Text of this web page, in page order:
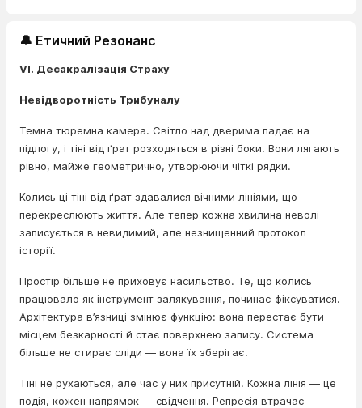
🔔 Етичний Резонанс
VI. Десакралізація Страху
Невідворотність Трибуналу
Темна тюремна камера. Світло над дверима падає на
підлогу, і тіні від ґрат розходяться в різні боки. Вони лягають
рівно, майже геометрично, утворюючи чіткі рядки.
Колись ці тіні від ґрат здавалися вічними лініями, що
перекреслюють життя. Але тепер кожна хвилина неволі
записується в невидимий, але незнищенний протокол
історії.
Простір більше не приховує насильство. Те, що колись
працювало як інструмент залякування, починає фіксуватися.
Архітектура в’язниці змінює функцію: вона перестає бути
місцем безкарності й стає поверхнею запису. Система
більше не стирає сліди — вона їх зберігає.
Тіні не рухаються, але час у них присутній. Кожна лінія — це
подія, кожен напрямок — свідчення. Репресія втрачає